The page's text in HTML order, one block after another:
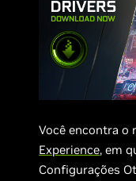
Você encontra o
Experience, em
Configurações